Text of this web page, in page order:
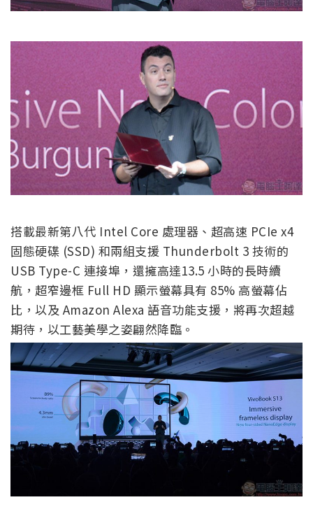
搭載最新第八代 Intel Core 處理器、超高速 PCIe x4
固態硬碟 (SSD) 和兩組支援 Thunderbolt 3 技術的
USB Type-C 連接埠，還擁高達13.5 小時的長時續
航，超窄邊框 Full HD 顯示螢幕具有 85% 高螢幕佔
比，以及 Amazon Alexa 語音功能支援，將再次超越
期待，以工藝美學之姿翩然降臨。